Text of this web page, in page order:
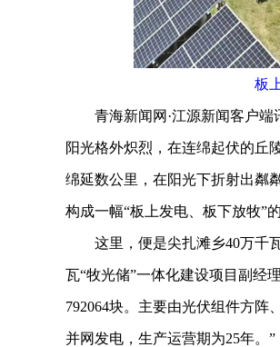
板
青海新闻网·江源新闻客户端
阳光格外炽烈，在连绵起伏的丘
绵延数公里，在阳光下折射出粼
构成一幅“板上发电、板下放牧”
这里，便是尖扎滩乡40万千瓦
瓦“牧光储”一体化建设项目副经
792064块。主要由光伏组件方阵
并网发电，生产运营期为25年。”